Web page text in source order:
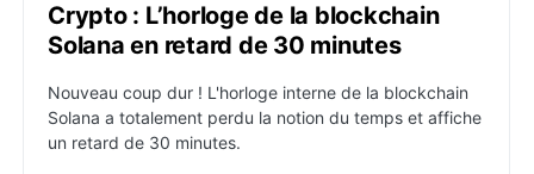
Crypto : L’horloge de la blockchain
Solana en retard de 30 minutes
Nouveau coup dur ! L'horloge interne de la blockchain
Solana a totalement perdu la notion du temps et affiche
un retard de 30 minutes.